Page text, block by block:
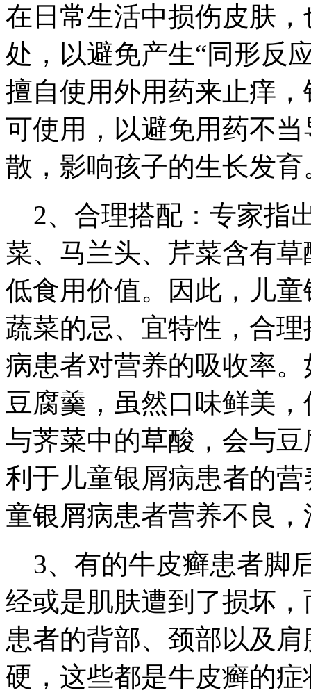
在日常生活中损伤皮肤
处，以避免产生“同形反
擅自使用外用药来止痒
可使用，以避免用药不
散，影响孩子的生长发育
2、合理搭配：专家指
菜、马兰头、芹菜含有
低食用价值。因此，儿
蔬菜的忌、宜特性，合
病患者对营养的吸收率
豆腐羹，虽然口味鲜美
与荠菜中的草酸，会与
利于儿童银屑病患者的
童银屑病患者营养不良
3、有的牛皮癣患者脚
经或是肌肤遭到了损坏
患者的背部、颈部以及
硬，这些都是牛皮癣的症